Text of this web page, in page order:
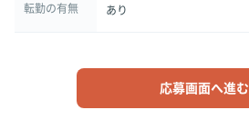
転勤の有無 あり
応募画面へ進む